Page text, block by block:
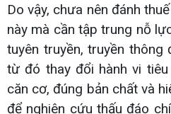
Do vậy, chưa nên đánh
này mà cần tập trung nỗ
tuyên truyền, truyền thông
từ đó thay đổi hành vi
căn cơ, đúng bản chất và
để nghiên cứu thấu đáo